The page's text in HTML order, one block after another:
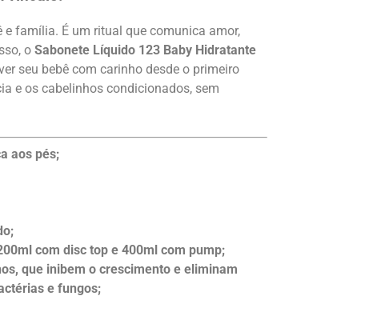
e família. É um ritual que comunica amor,
o Sabonete Líquido 123 Baby Hidratante
seu bebê com carinho desde o primeiro
e os cabelinhos condicionados, sem
aos pés;
com disc top e 400ml com pump;
que inibem o crescimento e eliminam
e fungos;